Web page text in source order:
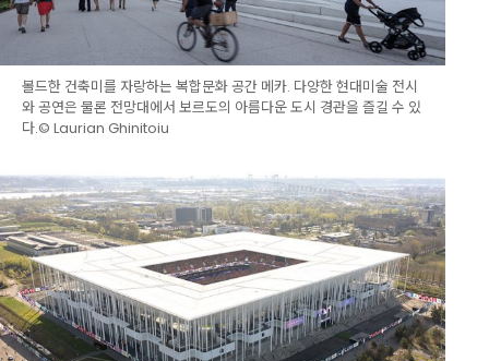
볼드한 건축미를 자랑하는 복합문화 공간 메카. 다양한 현대미술 전시
와 공연은 물론 전망대에서 보르도의 아름다운 도시 경관을 즐길 수 있
다.© Laurian Ghinitoiu